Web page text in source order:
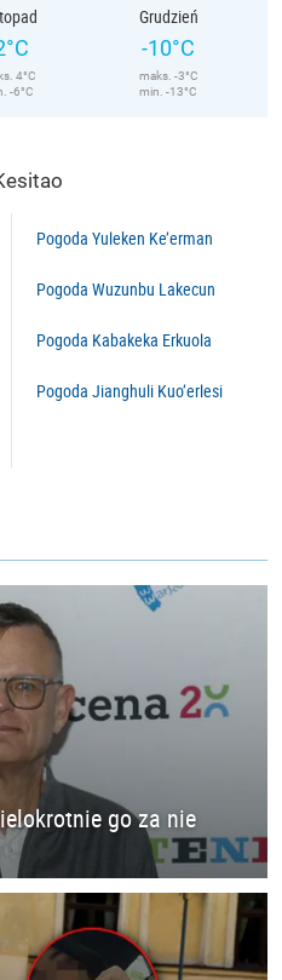
4°C
-6°C
Grudzień
-10°C
maks. -3°C
min. -13°C
Pogoda Yuleken Ke’erman
Pogoda Wuzunbu Lakecun
Pogoda Kabakeka Erkuola
Pogoda Jianghuli Kuo’erlesi
go za nie